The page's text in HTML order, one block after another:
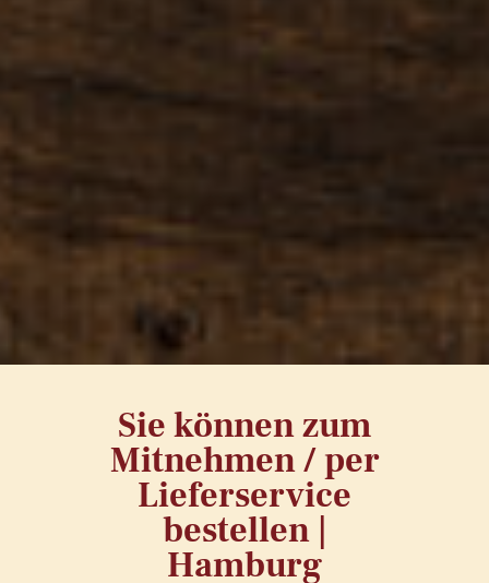
Sie können zum
Mitnehmen / per
Lieferservice
bestellen |
Hamburg